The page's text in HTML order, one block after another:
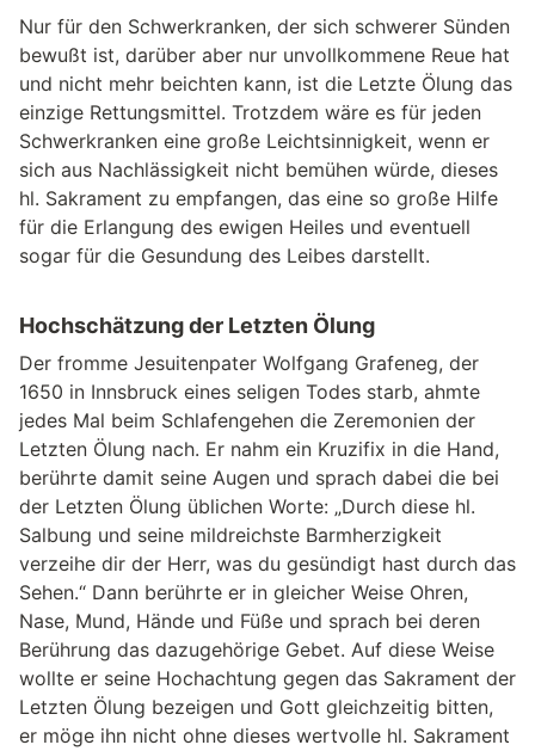
Nur für den Schwerkranken, der sich schwerer Sünden
bewußt ist, darüber aber nur unvollkommene Reue hat
und nicht mehr beichten kann, ist die Letzte Ölung das
einzige Rettungsmittel. Trotzdem wäre es für jeden
Schwerkranken eine große Leichtsinnigkeit, wenn er
sich aus Nachlässigkeit nicht bemühen würde, dieses
hl. Sakrament zu empfangen, das eine so große Hilfe
für die Erlangung des ewigen Heiles und eventuell
sogar für die Gesundung des Leibes darstellt.
Hochschätzung der Letzten Ölung
Der fromme Jesuitenpater Wolfgang Grafeneg, der
1650 in Innsbruck eines seligen Todes starb, ahmte
jedes Mal beim Schlafengehen die Zeremonien der
Letzten Ölung nach. Er nahm ein Kruzifix in die Hand,
berührte damit seine Augen und sprach dabei die bei
der Letzten Ölung üblichen Worte: „Durch diese hl.
Salbung und seine mildreichste Barmherzigkeit
verzeihe dir der Herr, was du gesündigt hast durch das
Sehen.“ Dann berührte er in gleicher Weise Ohren,
Nase, Mund, Hände und Füße und sprach bei deren
Berührung das dazugehörige Gebet. Auf diese Weise
wollte er seine Hochachtung gegen das Sakrament der
Letzten Ölung bezeigen und Gott gleichzeitig bitten,
er möge ihn nicht ohne dieses wertvolle hl. Sakrament